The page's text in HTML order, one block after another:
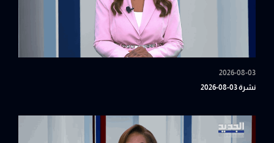
2026-08-03
نشرة 03-08-2026